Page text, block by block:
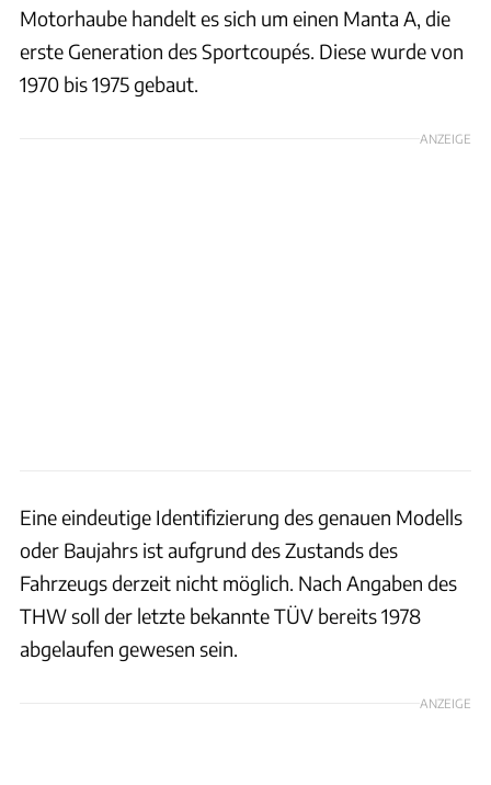
Motorhaube handelt es sich um einen Manta A, die
erste Generation des Sportcoupés. Diese wurde von
1970 bis 1975 gebaut.
ANZEIGE
Eine eindeutige Identifizierung des genauen Modells
oder Baujahrs ist aufgrund des Zustands des
Fahrzeugs derzeit nicht möglich. Nach Angaben des
THW soll der letzte bekannte TÜV bereits 1978
abgelaufen gewesen sein.
ANZEIGE